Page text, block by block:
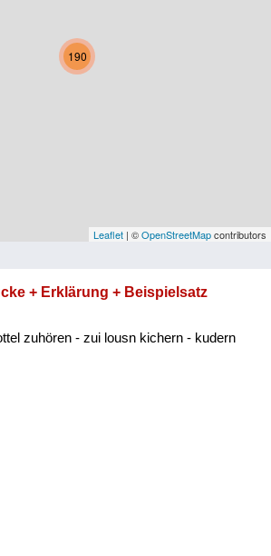
Niederösterreich
Oberösterreich
Vorarlberg
190
Leaflet | ©OpenStreetMapcontributors
+ Erklärung + Beispielsatz
zuhören - zui lousn kichern - kudern